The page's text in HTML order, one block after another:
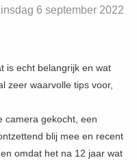
6 september 2022
is echt belangrijk en wat
zeer waarvolle tips voor,
camera gekocht, een
blij mee en recent
omdat het na 12 jaar wat